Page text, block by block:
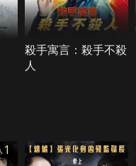
殺手寓言：殺手不殺
人